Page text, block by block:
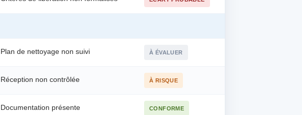
Plan de nettoyage non suivi À ÉVALUER
Réception non contrôlée À RISQUE
Documentation présente CONFORME